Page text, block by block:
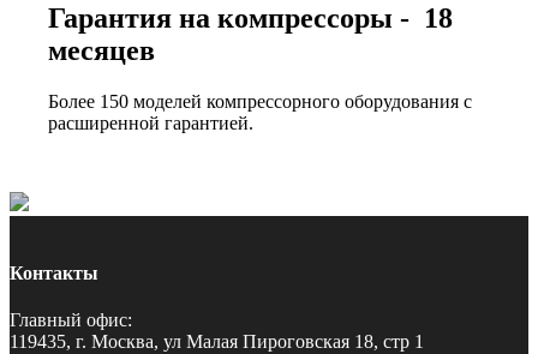
Гарантия на компрессоры - 18
месяцев
Более 150 моделей компрессорного оборудования с
расширенной гарантией.
Контакты
Главный офис:
119435, г. Москва, ул Малая Пироговская 18, стр 1